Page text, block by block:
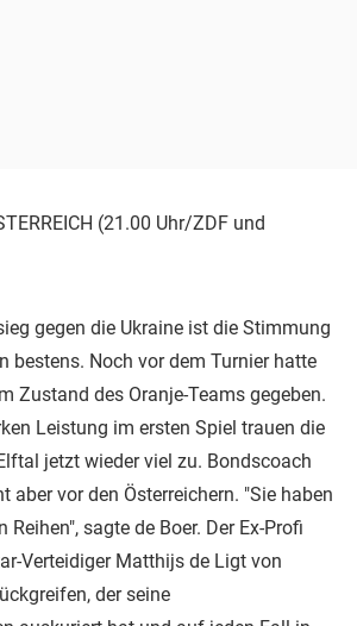
(21.00 Uhr/ZDF und
gegen die Ukraine ist die Stimmung
bestens. Noch vor dem Turnier hatte
Zustand des Oranje-Teams gegeben.
Leistung im ersten Spiel trauen die
jetzt wieder viel zu. Bondscoach
aber vor den Österreichern. "Sie haben
Reihen", sagte de Boer. Der Ex-Profi
Verteidiger Matthijs de Ligt von
der seine